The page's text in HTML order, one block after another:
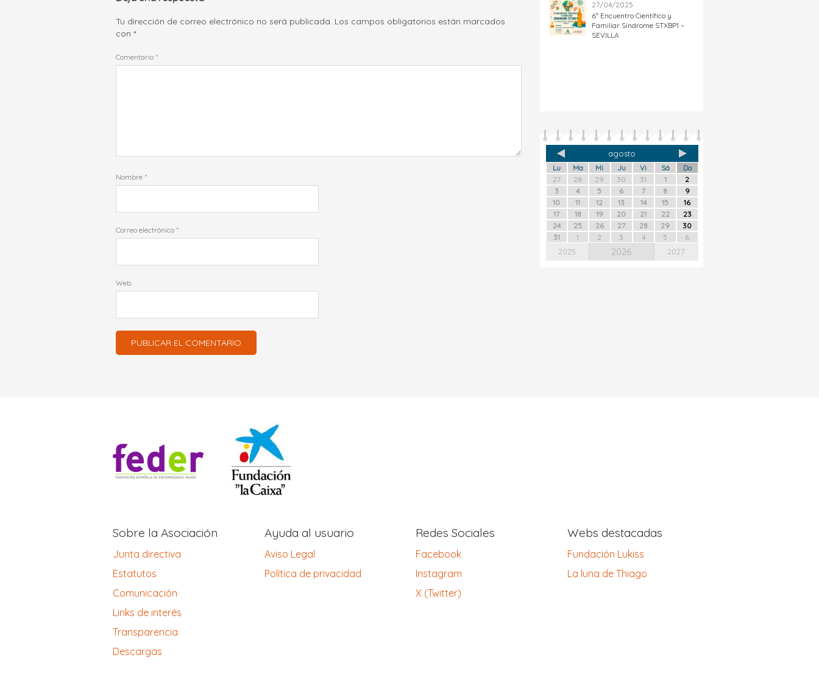
Tu dirección de correo electrónico no será publicada. Los campos obligatorios están marcados
con *
Comentario *
Nombre *
Correo electrónico *
Web
27/04/2025
6º Encuentro Científico y
Familiar Síndrome STXBP1 –
SEVILLA
agosto
Lu Ma Mi Ju Vi Sá
Do
27
28 29 30 31 1
2
3
4 5 6 7 8
9
10
11 12 13 14 15
16
17
18 19 20 21 22
23
24
25 26 27 28 29
30
31
1 2 3 4 5 6
2025 2026 2027
Sobre la Asociación
Junta directiva
Estatutos
Comunicación
Links de interés
Transparencia
Descargas
Ayuda al usuario
Aviso Legal
Política de privacidad
Redes Sociales
Facebook
Instagram
X (Twitter)
Webs destacadas
Fundación Lukiss
La luna de Thiago